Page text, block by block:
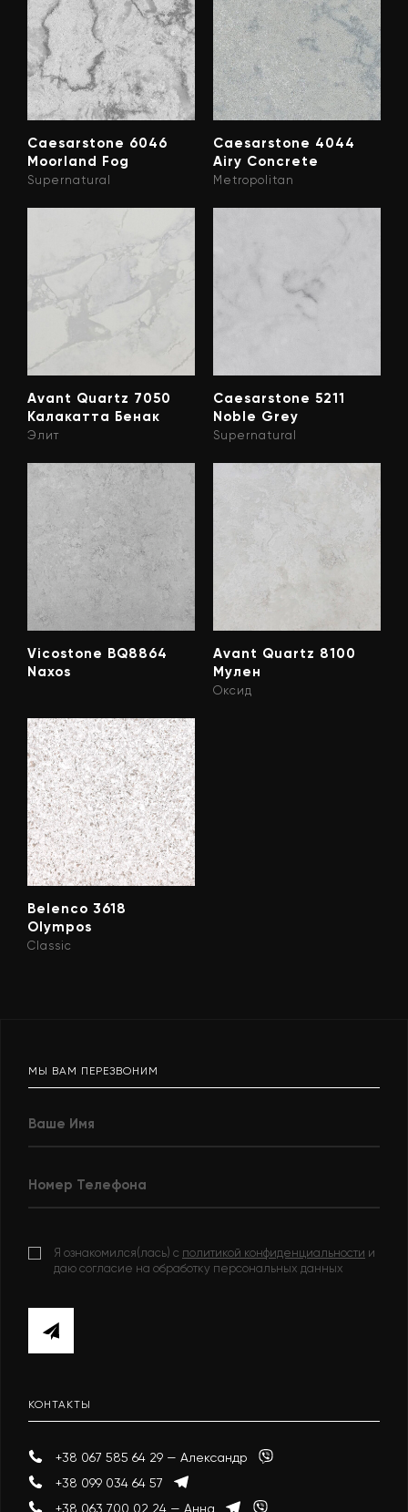
Caesarstone 6046
Moorland Fog
Supernatural
Caesarstone 4044
Airy Concrete
Metropolitan
Avant Quartz 7050
Калакатта Бенак
Элит
Caesarstone 5211
Noble Grey
Supernatural
Vicostone BQ8864
Naxos
Avant Quartz 8100
Мулен
Оксид
Belenco 3618
Olympos
Classic
МЫ ВАМ ПЕРЕЗВОНИМ
Я ознакомился(лась) с политикой конфиденциальности и
даю согласие на обработку персональных данных
КОНТАКТЫ
+38 067 585 64 29 — Александр
+38 099 034 64 57
+38 063 700 02 24 — Анна